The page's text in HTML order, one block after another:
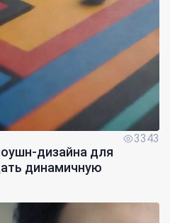
3343
дизайна для
динамичную